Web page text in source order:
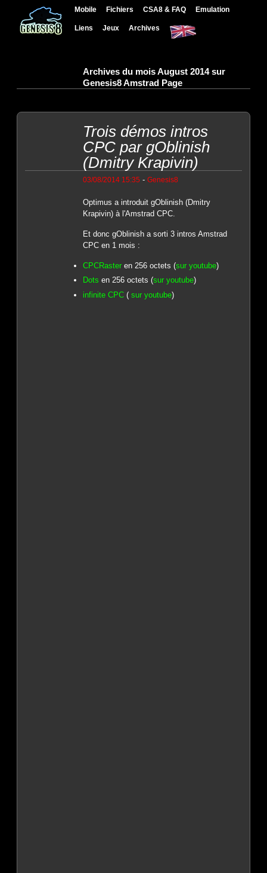
Mobile Fichiers CSA8 & FAQ Emulation
Liens Jeux Archives
Archives du mois August 2014 sur
Genesis8 Amstrad Page
Trois démos intros
CPC par gOblinish
(Dmitry Krapivin)
03/08/2014 15:35 - Genesis8
Optimus a introduit gOblinish (Dmitry
Krapivin) à l'Amstrad CPC.
Et donc gOblinish a sorti 3 intros Amstrad
CPC en 1 mois :
CPCRasteren 256 octets (sur youtube)
Dots en 256 octets (sur youtube)
infinite CPC(sur youtube)